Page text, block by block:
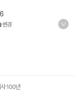
변경
100년